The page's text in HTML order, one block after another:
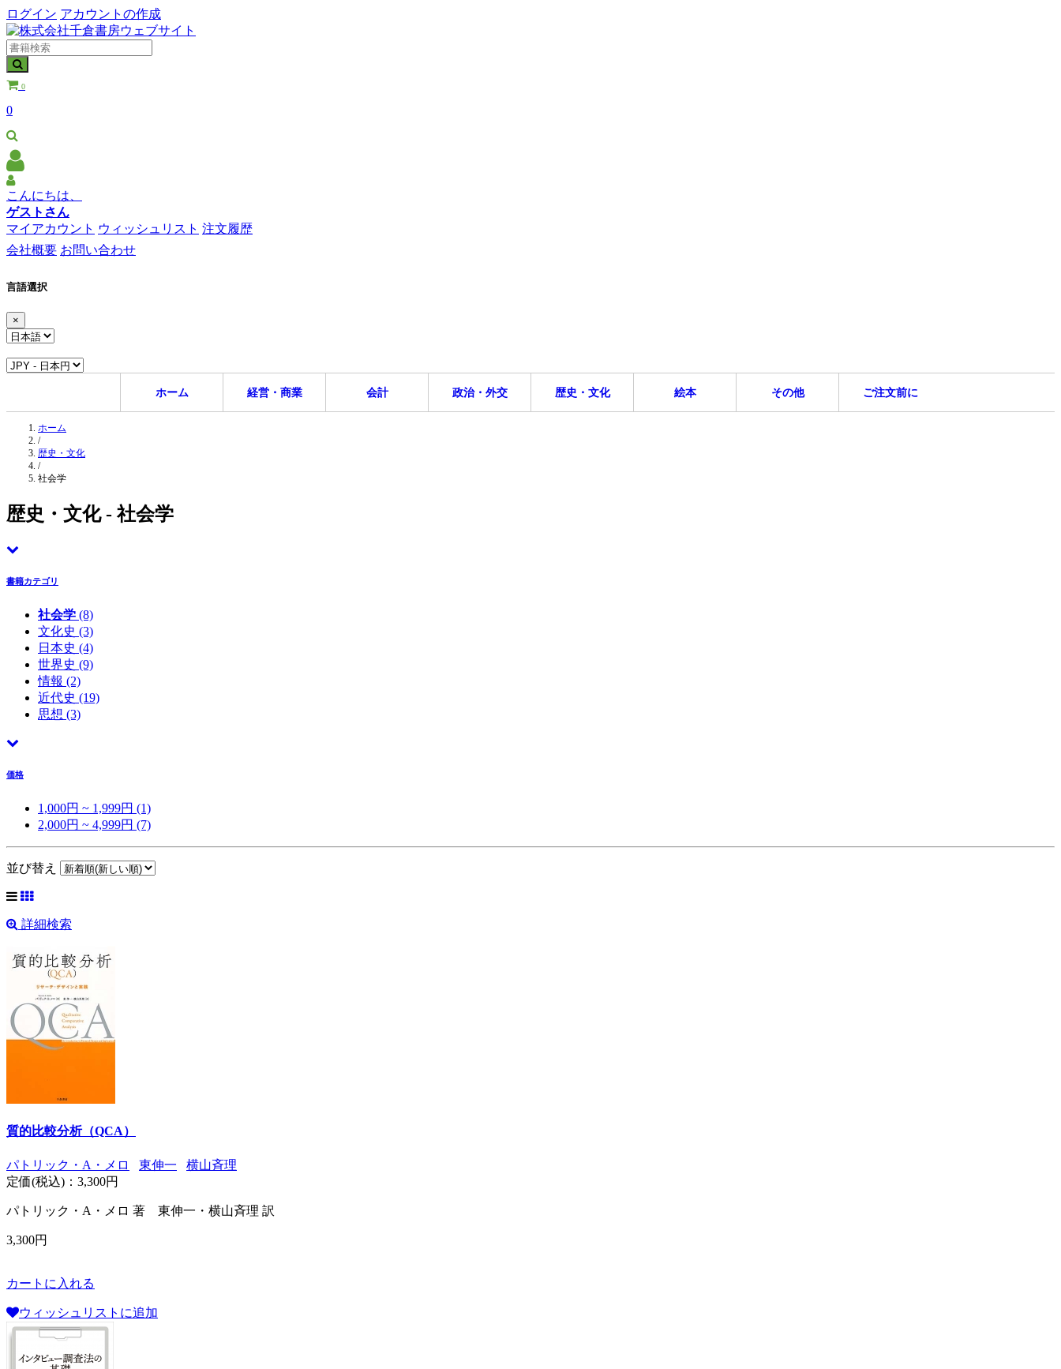
ログイン アカウントの作成
0
0
こんにちは、
ゲストさん
マイアカウント ウィッシュリスト 注文履歴
会社概要 お問い合わせ
言語選択
×
ホーム 経営・商業 会計 政治・外交 歴史・文化 絵本 その他 ご注文前に
ホーム
/
歴史・文化
/
社会学
歴史・文化 - 社会学
書籍カテゴリ
社会学 (8)
文化史 (3)
日本史 (4)
世界史 (9)
情報 (2)
近代史 (19)
思想 (3)
価格
1,000円 ~ 1,999円 (1)
2,000円 ~ 4,999円 (7)
並び替え
詳細検索
質的比較分析（QCA）
パトリック・A・メロ 東伸一
横山斉理
定価(税込)： 3,300円
パトリック・A・メロ 著 東伸一・横山斉理 訳
3,300円
カートに入れる
ウィッシュリストに追加